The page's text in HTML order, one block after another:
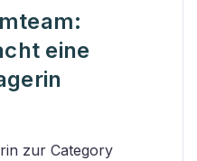
eine
zur Category